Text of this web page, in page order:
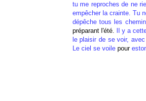
tu me reproches de ne
empêcher la crainte. Tu
dépêche tous les
préparant l'été.
Il y a
le plaisir de se voir,
Le ciel se voilepour